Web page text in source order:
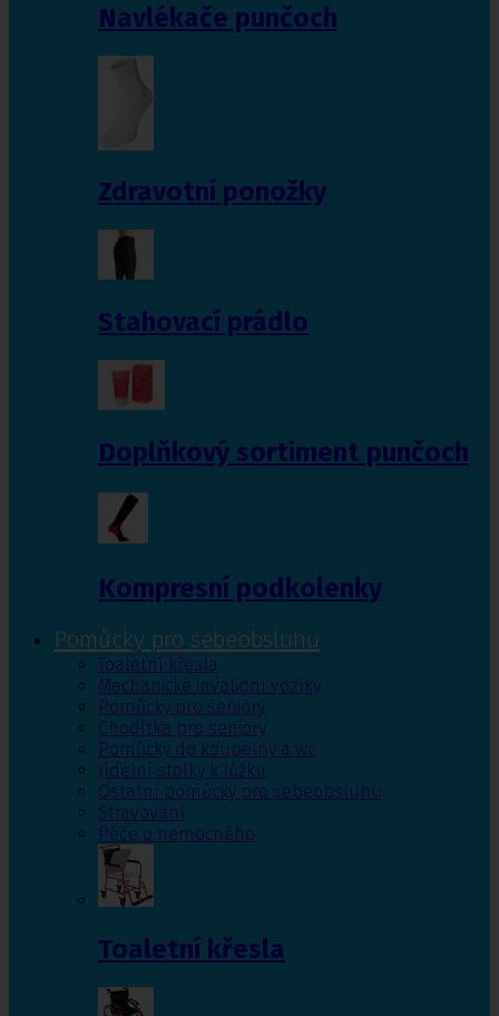
Navlékače punčoch
Zdravotní ponožky
Stahovací prádlo
Doplňkový sortiment punčoch
Kompresní podkolenky
Pomůcky pro sebeobsluhu
Toaletní křesla
Mechanické invalidní vozíky
Pomůcky pro seniory
Chodítka pro seniory
Pomůcky do koupelny a wc
Jídelní stolky k lůžku
Ostatní pomůcky pro sebeobsluhu
Stravování
Péče o nemocného
Toaletní křesla